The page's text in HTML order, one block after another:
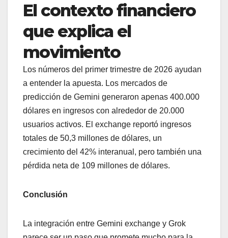
El contexto financiero
que explica el
movimiento
Los números del primer trimestre de 2026 ayudan
a entender la apuesta. Los mercados de
predicción de Gemini generaron apenas 400.000
dólares en ingresos con alrededor de 20.000
usuarios activos. El exchange reportó ingresos
totales de 50,3 millones de dólares, un
crecimiento del 42% interanual, pero también una
pérdida neta de 109 millones de dólares.
Conclusión
La integración entre Gemini exchange y Grok